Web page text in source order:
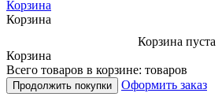
Корзина
Корзина
Корзина пуста
Корзина
Всего товаров в корзине: товаров
Продолжить покупки Оформить заказ